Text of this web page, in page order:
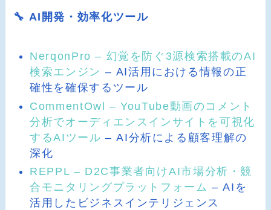
🔧 AI開発・効率化ツール
NerqonPro – 幻覚を防ぐ3源検索搭載のAI
検索エンジン – AI活用における情報の正
確性を確保するツール
CommentOwl – YouTube動画のコメント
分析でオーディエンスインサイトを可視化
するAIツール – AI分析による顧客理解の
深化
REPPL – D2C事業者向けAI市場分析・競
合モニタリングプラットフォーム – AIを
活用したビジネスインテリジェンス